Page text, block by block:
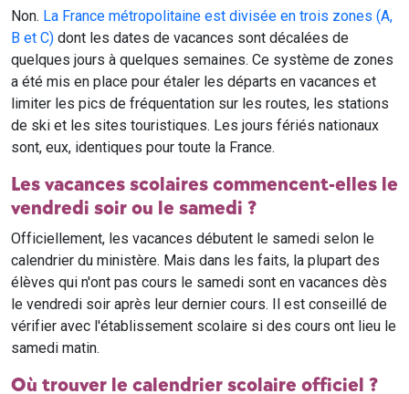
Non. La France métropolitaine est divisée en trois zones (A,
B et C) dont les dates de vacances sont décalées de
quelques jours à quelques semaines. Ce système de zones
a été mis en place pour étaler les départs en vacances et
limiter les pics de fréquentation sur les routes, les stations
de ski et les sites touristiques. Les jours fériés nationaux
sont, eux, identiques pour toute la France.
Les vacances scolaires commencent-elles le
vendredi soir ou le samedi ?
Officiellement, les vacances débutent le samedi selon le
calendrier du ministère. Mais dans les faits, la plupart des
élèves qui n'ont pas cours le samedi sont en vacances dès
le vendredi soir après leur dernier cours. Il est conseillé de
vérifier avec l'établissement scolaire si des cours ont lieu le
samedi matin.
Où trouver le calendrier scolaire officiel ?